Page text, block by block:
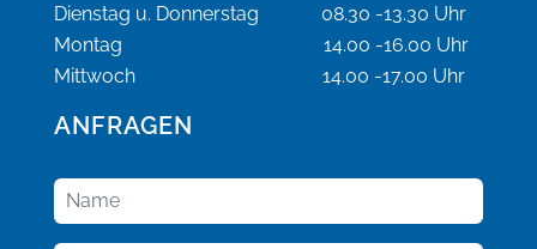
Dienstag u. Donnerstag 08.30 -13.30 Uhr
Montag 14.00 -16.00 Uhr
Mittwoch 14.00 -17.00 Uhr
ANFRAGEN